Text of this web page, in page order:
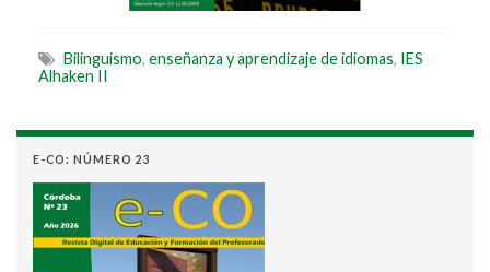
Bilinguismo, enseñanza y aprendizaje de idiomas, IES
Alhaken II
E-CO: NÚMERO 23